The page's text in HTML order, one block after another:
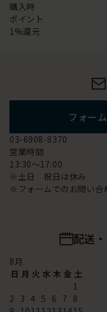
購入時
ポイント
1%還元
フォー
03-6908-8370
営業時間
13:30～17:00
※土日 祝日は休み
※フォームでのお問い合
配送
8月
日 月 火 水 木 金 土
1
2 3 4 5 6 7 8